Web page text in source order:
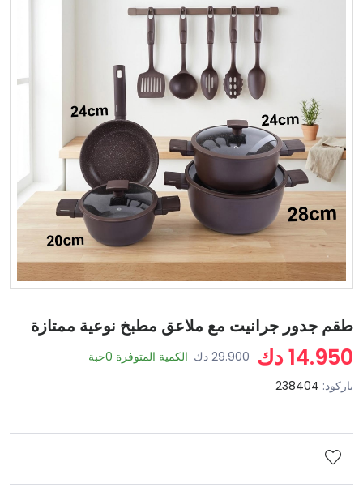
طقم جدور جرانيت مع ملاعق مطبخ نوعية ممتازة
14.950 دك 29.900 دك الكمية المتوفرة 0حبة
باركود: 238404